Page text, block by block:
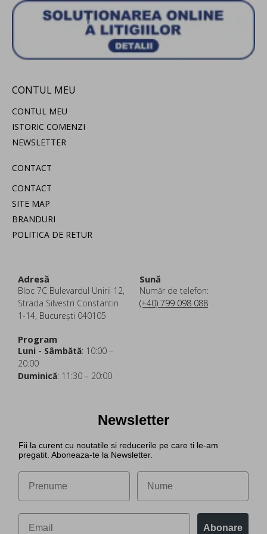
CONTUL MEU
CONTUL MEU
ISTORIC COMENZI
NEWSLETTER
CONTACT
CONTACT
SITE MAP
BRANDURI
POLITICA DE RETUR
Adresă
Bloc 7C Bulevardul Unirii 12,
Strada Silvestri Constantin
1-14, București 040105
Sună
Număr de telefon:
(+40) 799 098 088
Program
Luni - Sâmbătă: 10:00 –
20:00
Duminică: 11:30 – 20:00
Newsletter
Fii la curent cu noutatile si reducerile pe care ti le-am
pregatit. Aboneaza-te la Newsletter.
Abonare